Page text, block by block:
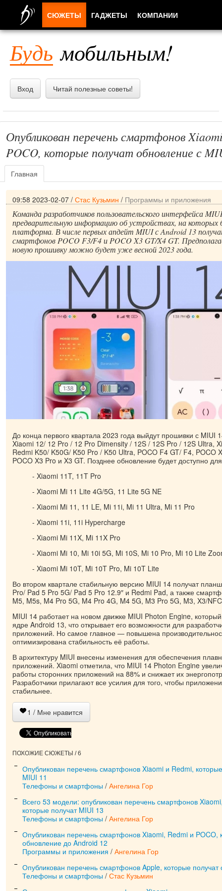
Будь мобильным!
Вход Читай полезные советы!
Опубликован перечень смартфонов
POCO, которые получат обновление с
Главная
09:58 2023-02-07 / Стас Кузьмин / Программы и приложения
Команда разработчиков пользовательского интерфейса
предварительную информацию об устройствах, на которых
платформа. В числе первых апдейт MIUI с Android 13
смартфонов POCO F3/F4 и POCO X3 GT/X4 GT.
новую прошивку можно будет уже весной 2023 года.
До конца первого квартала 2023 года выйдут прошивки с MIUI
Xiaomi 12/ 12 Pro / 12 Pro Dimensity / 12S / 12S Pro / 12S Ultra,
Redmi K50/ K50G/ K50 Pro / K50 Ultra, POCO F4 GT/ F4, POCO
POCO X3 Pro и X3 GT. Позднее обновление будет доступно
- Xiaomi 11T, 11T Pro
- Xiaomi Mi 11 Lite 4G/5G, 11 Lite 5G NE
- Xiaomi Mi 11, 11 LE, Mi 11i, Mi 11 Ultra, Mi 11 Pro
- Xiaomi 11i, 11i Hypercharge
- Xiaomi Mi 11X, Mi 11X Pro
- Xiaomi Mi 10, Mi 10i 5G, Mi 10S, Mi 10 Pro, Mi 10 Lite
- Xiaomi Mi 10T, Mi 10T Pro, Mi 10T Lite
Во втором квартале стабильную версию MIUI 14 получат
Pro/ Pad 5 Pro 5G/ Pad 5 Pro 12.9″ и Redmi Pad, а также
M5, M5s, M4 Pro 5G, M4 Pro 4G, M4 5G, M3 Pro 5G, M3, X3/
MIUI 14 работает на новом движке MIUI Photon Engine,
ядре Android 13, что открывает его возможности для
приложений. Но самое главное — повышена
оптимизирована стабильность её работы.
В архитектуру MIUI внесены изменения для обеспечения
приложений. Xiaomi отметила, что MIUI 14 Photon Engine
работы сторонних приложений на 88% и снижает их
Разработчики прилагают все усилия для того, чтобы
стабильнее.
1 / Мне нравится
ПОХОЖИЕ СЮЖЕТЫ / 6
Опубликован перечень смартфонов Xiaomi и Redmi,
MIUI 11
Телефоны и смартфоны / Ангелина Гор
Всего 53 модели: опубликован перечень смартфонов
которые получат MIUI 13
Телефоны и смартфоны / Ангелина Гор
Опубликован перечень смартфонов Xiaomi, Redmi и POCO,
обновление до Android 12
Программы и приложения / Ангелина Гор
Опубликован перечень смартфонов Apple, которые получат
Телефоны и смартфоны / Стас Кузьмин
СЮЖЕТЫ ГАДЖЕТЫ КОМПАНИИ
ПРИЛОЖЕНИЯ